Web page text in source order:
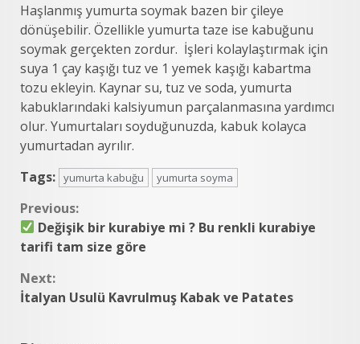
Haşlanmış yumurta soymak bazen bir çileye
dönüşebilir. Özellikle yumurta taze ise kabuğunu
soymak gerçekten zordur. İşleri kolaylaştırmak için
suya 1 çay kaşığı tuz ve 1 yemek kaşığı kabartma
tozu ekleyin. Kaynar su, tuz ve soda, yumurta
kabuklarındaki kalsiyumun parçalanmasına yardımcı
olur. Yumurtaları soyduğunuzda, kabuk kolayca
yumurtadan ayrılır.
Tags: yumurta kabuğu yumurta soyma
Continue
Reading
Previous:
Değişik bir kurabiye mi ? Bu renkli kurabiye
tarifi tam size göre
Next:
İtalyan Usulü Kavrulmuş Kabak ve Patates